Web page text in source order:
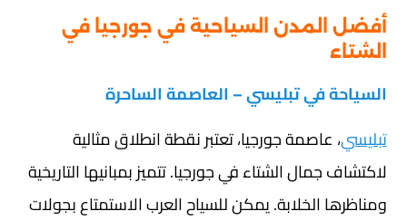
أفضل المدن السياحية في جورجيا في
الشتاء
السياحة في تبليسي – العاصمة الساحرة
تبليسي، عاصمة جورجيا، تعتبر نقطة انطلاق مثالية
لاكتشاف جمال الشتاء في جورجيا. تتميز بمبانيها التاريخية
ومناظرها الخلابة. يمكن للسياح العرب الاستمتاع بجولات